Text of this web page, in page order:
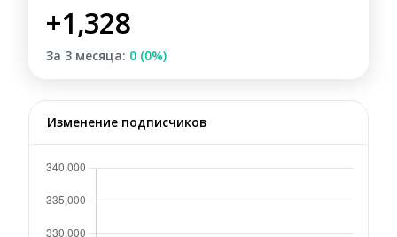
+1,328
За 3 месяца: 0 (0%)
Изменение подписчиков